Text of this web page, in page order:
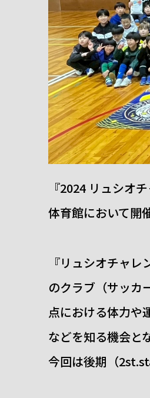
『2024 リュシオ
体育館において開
『リュシオチャ
のクラブ（サッカ
点における体力や
などを知る機会と
今回は後期（